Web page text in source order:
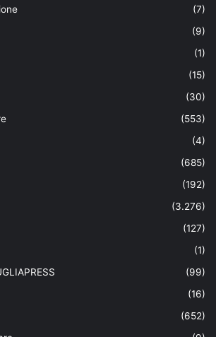
(7)
(9)
(1)
(15)
(30)
(553)
(4)
(685)
(192)
(3.276)
(127)
(1)
(99)
(16)
(652)